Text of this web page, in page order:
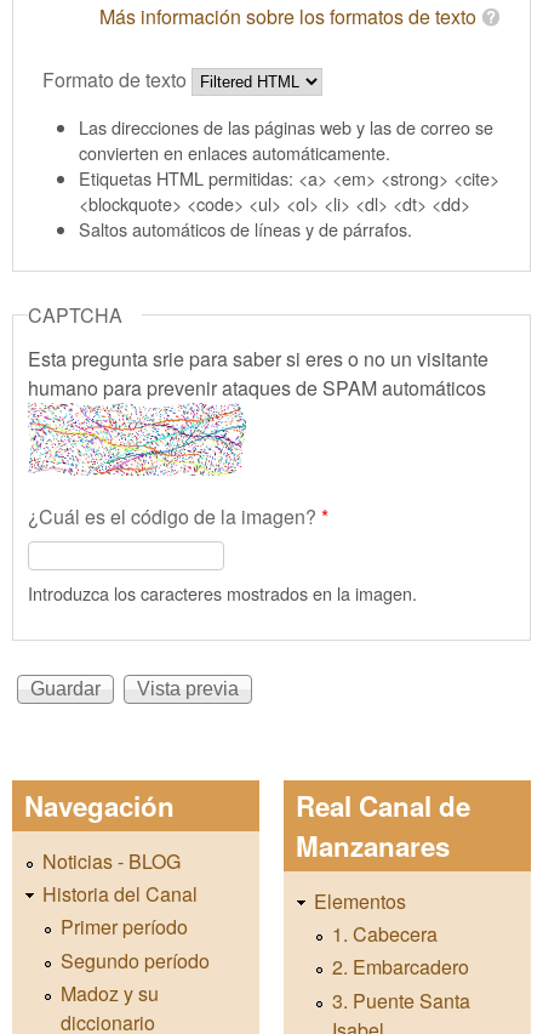
Más información sobre los formatos de texto
Formato de texto
Las direcciones de las páginas web y las de correo se
convierten en enlaces automáticamente.
Etiquetas HTML permitidas: <a> <em> <strong> <cite>
<blockquote> <code> <ul> <ol> <li> <dl> <dt> <dd>
Saltos automáticos de líneas y de párrafos.
CAPTCHA
Esta pregunta srie para saber si eres o no un visitante
humano para prevenir ataques de SPAM automáticos
¿Cuál es el código de la imagen? *
Introduzca los caracteres mostrados en la imagen.
Navegación
Noticias - BLOG
Historia del Canal
Primer período
Segundo período
Madoz y su
diccionario
Real Canal de
Manzanares
Elementos
1. Cabecera
2. Embarcadero
3. Puente Santa